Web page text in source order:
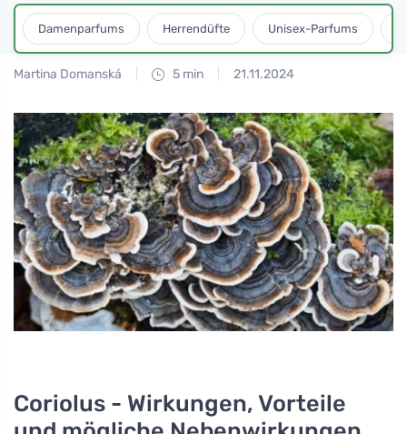
Damenparfums Herrendüfte Unisex-Parfums
Martina Domanská 5 min 21.11.2024
Coriolus - Wirkungen, Vorteile